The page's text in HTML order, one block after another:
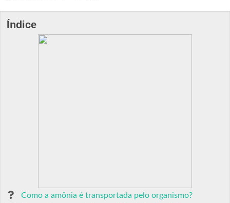
Índice
Como a amônia é transportada pelo organismo?